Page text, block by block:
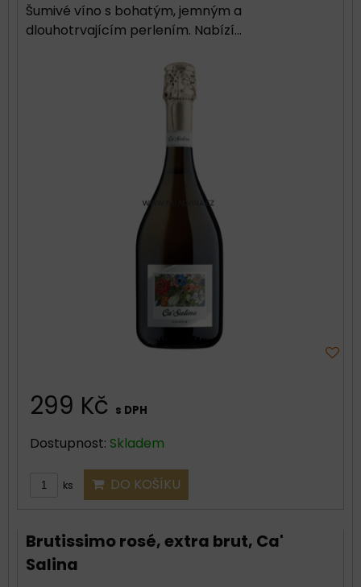
Šumivé víno s bohatým, jemným a
dlouhotrvajícím perlením. Nabízí...
299 Kč s DPH
Dostupnost: Skladem
ks DO KOŠÍKU
Brutissimo rosé, extra brut, Ca'
Salina